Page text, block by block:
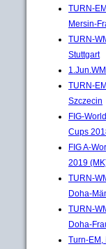
TURN-
Mersin-
TURN-
Stuttgart
TURN-
Szczecin
FIG-
Cups
FIG A-
2019
TURN-
Doha-
TURN-
Doha-
Turn-EM,